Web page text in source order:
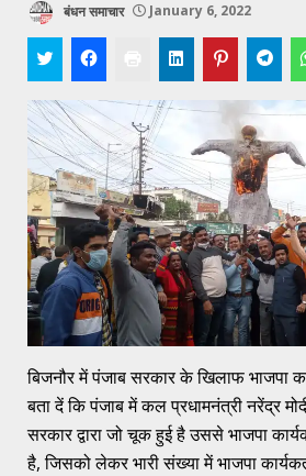
बंधन समाचार January 6, 2022
बिजनौर में पंजाब सरकार के खिलाफ भाजपा
बता दें कि पंजाब में कल प्रधामनंत्री नरेंद्र
सरकार द्वारा जो चूक हुई है उससे भाजपा
है, जिसको लेकर भारी संख्या में भाजपा